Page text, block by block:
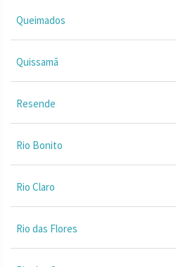
Queimados
Quissamã
Resende
Rio Bonito
Rio Claro
Rio das Flores